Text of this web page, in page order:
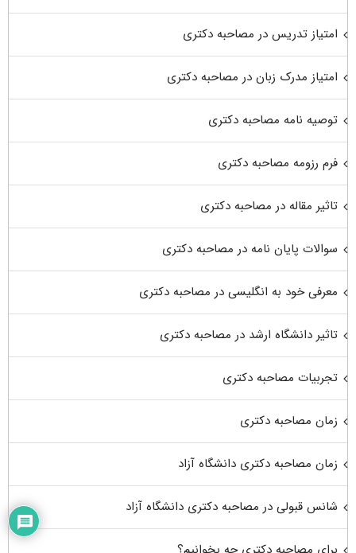
امتیاز تدریس در مصاحبه دکتری
امتیاز مدرک زبان در مصاحبه دکتری
توصیه نامه مصاحبه دکتری
فرم رزومه مصاحبه دکتری
تاثیر مقاله در مصاحبه دکتری
سوالات پایان نامه در مصاحبه دکتری
معرفی خود به انگلیسی در مصاحبه دکتری
تاثیر دانشگاه ارشد در مصاحبه دکتری
تجربیات مصاحبه دکتری
زمان مصاحبه دکتری
زمان مصاحبه دکتری دانشگاه آزاد
شانس قبولی در مصاحبه دکتری دانشگاه آزاد